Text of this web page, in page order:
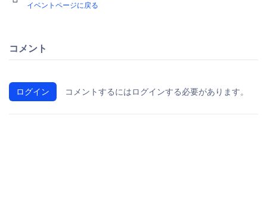
イベントページに戻る
コメント
ログイン コメントするにはログインする必要があります。